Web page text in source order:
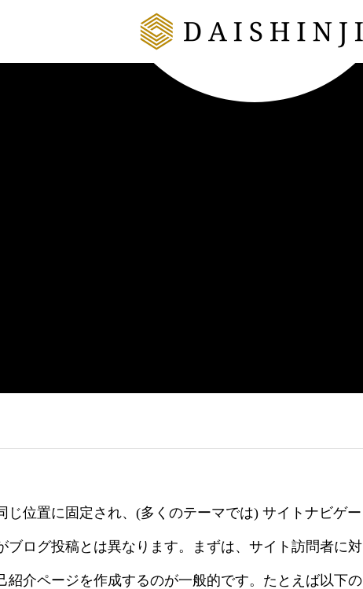
じ位置に固定され、(多くのテーマでは) サイトナビゲー
ブログ投稿とは異なります。まずは、サイト訪問者に対
紹介ページを作成するのが一般的です。たとえば以下の